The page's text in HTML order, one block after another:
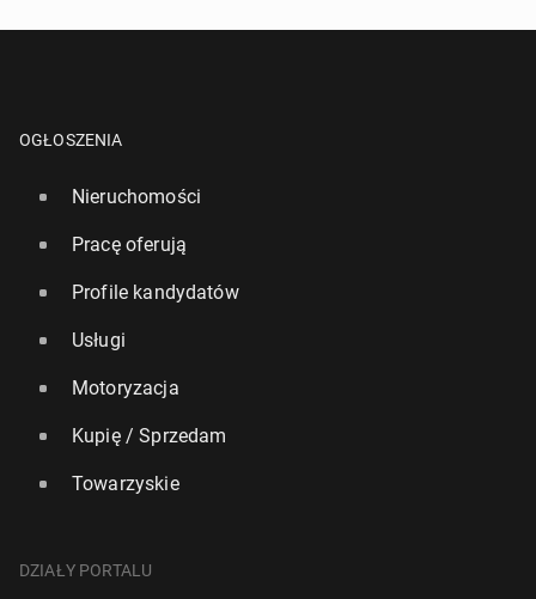
OGŁOSZENIA
Nieruchomości
Pracę oferują
Profile kandydatów
Usługi
Motoryzacja
Kupię / Sprzedam
Towarzyskie
DZIAŁY PORTALU